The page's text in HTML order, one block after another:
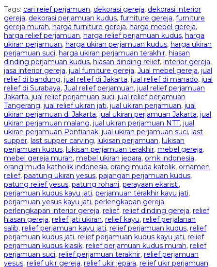
Tags: cari reief perjamuan, dekorasi gereja, dekorasi interior
gereja, dekorasi perjamuan kudus, furniture gereja, furniture
gereja murah, harga furniture gereja, harga mebel gereja,
harga relief perjamuan, harga relief perjamuan kudus, harga
ukiran perjamuan, harga ukiran perjamuan kudus, harga ukiran
perjamuan suci, harga ukiran perjamuan terakhir, hiasan
dinding perjamuan kudus, hiasan dinding relief, interior gereja,
jasa interior gereja, jual furniture gereja, Jual mebel gereja, jual
relief di bandung, jual relief di Jakarta, jual relief di manado, jual
relief di Surabaya, Jual relief perjamuan, jual relief perjamuan
Jakarta, jual relief perjamuan suci, jual relief perjamuan
Tangerang, jual relief ukiran jati, jual ukiran perjamuan, jual
ukiran perjamuan di Jakarta, jual ukiran perjamuan Jakarta, jual
ukiran perjamuan malang, jual ukiran perjamuan NTT, jual
ukiran perjamuan Pontianak, jual ukiran perjamuan suci, last
supper, last supper carving, lukisan perjamuan, lukisan
perjamuan kudus, lukisan perjamuan terakhir, mebel gereja,
mebel gereja murah, mebel ukiran jepara, omk indonesia,
orang muda katholik indonesia, orang muda katolik, ornamen
relief, paatung ukiran yesus, pajangan perjamuan kudus,
patung relief yesus, patung rohani, perayaan ekaristi,
perjamuan kudus kayu jati, perjamuan terakhir kayu jati,
perjamuan yesus kayu jati, perlengkapan gereja,
perlengkapan interior gereja, relief, relief dinding gereja, relief
hiasan gereja, relief jati ukiran, relief kayu, relief perjalanan
salib, relief perjamuan kayu jati, relief perjamuan kudus, relief
perjamuan kudus jati, relief perjamuan kudus kayu jati, relief
perjamuan kudus klasik, relief perjamuan kudus murah, relief
perjamuan suci, relief perjamuan terakhir, relief perjamuan
yesus, relief ukir gereja, relief ukir jepara, relief ukir perjamuan,